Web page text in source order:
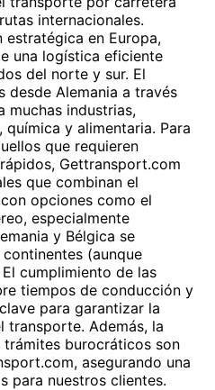
internacionales.
estratégica en Europa,
una logística eficiente
del norte y sur. El
desde Alemania a través
muchas industrias,
y alimentaria. Para
que requieren
Gettransport.com
que combinan el
opciones como el
especialmente
y Bélgica se
(aunque
cumplimiento de las
tiempos de conducción y
para garantizar la
transporte. Además, la
burocráticos son
asegurando una
para nuestros clientes.